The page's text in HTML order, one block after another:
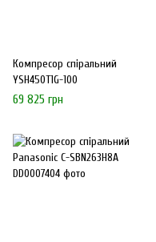
Компресор спіральний
YSH450T1G-100
69 825 грн